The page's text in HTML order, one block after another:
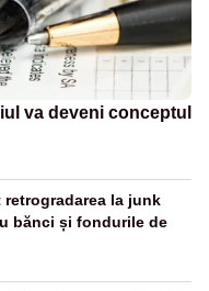
va deveni conceptul
retrogradarea la junk
bănci și fondurile de